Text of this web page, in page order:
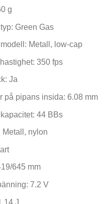
g
Green Gas
Metall, low-cap
350 fps
Ja
på pipans insida: 6.08 mm
44 BBs
Metall, nylon
645 mm
7.2 V
J